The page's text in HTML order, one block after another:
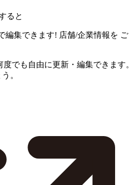
ると
編集できます! 店舗/企業情報を ご
でも自由に更新・編集できます。
。